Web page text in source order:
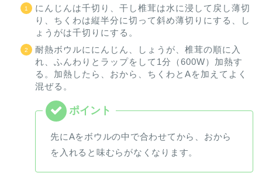
にんじんは千切り、干し椎茸は水に浸して戻し薄切
り、ちくわは縦半分に切って斜め薄切りにする、し
ょうがは千切りにする。
耐熱ボウルににんじん、しょうが、椎茸の順に入
れ、ふんわりとラップをして1分（600W）加熱す
る。加熱したら、おから、ちくわとAを加えてよく
混ぜる。
先にAをボウルの中で合わせてから、おから
を入れると味むらがなくなります。